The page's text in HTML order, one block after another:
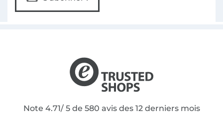
Note 4.71/ 5 de 580 avis des 12 derniers mois